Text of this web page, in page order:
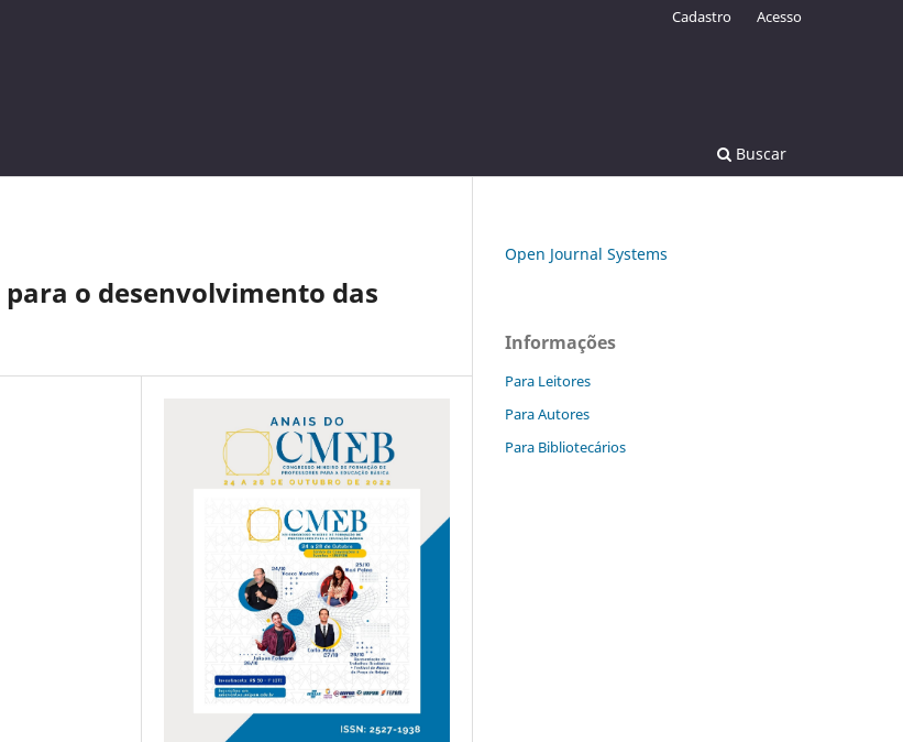
Buscar
Cadastro Acesso
o desenvolvimento das
Open Journal Systems
Informações
Para Leitores
Para Autores
Para Bibliotecários